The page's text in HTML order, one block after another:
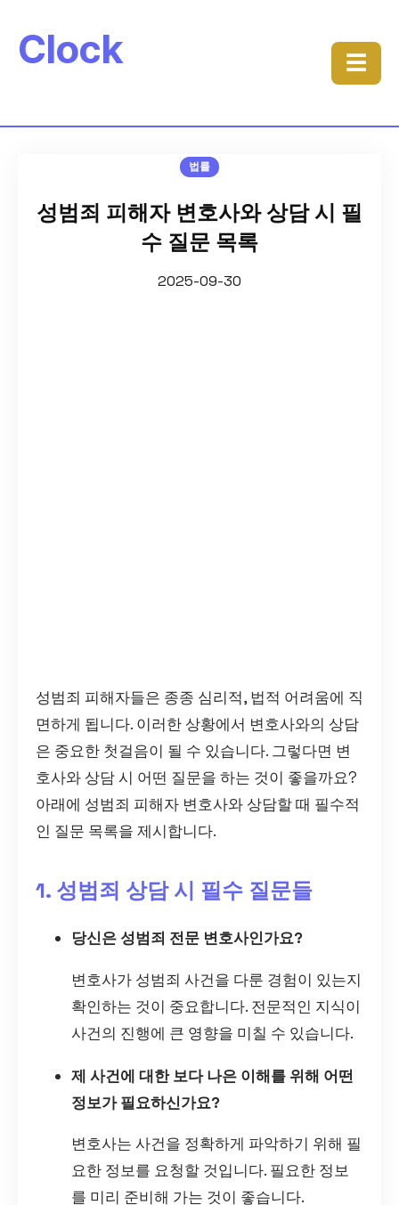
Clock ☰
법률
성범죄 피해자 변호사와 상담 시 필
수 질문 목록
2025-09-30
성범죄 피해자들은 종종 심리적, 법적 어려움에 직
면하게 됩니다. 이러한 상황에서 변호사와의 상담
은 중요한 첫걸음이 될 수 있습니다. 그렇다면 변
호사와 상담 시 어떤 질문을 하는 것이 좋을까요?
아래에 성범죄 피해자 변호사와 상담할 때 필수적
인 질문 목록을 제시합니다.
1. 성범죄 상담 시 필수 질문들
당신은 성범죄 전문 변호사인가요?
변호사가 성범죄 사건을 다룬 경험이 있는지
확인하는 것이 중요합니다. 전문적인 지식이
사건의 진행에 큰 영향을 미칠 수 있습니다.
제 사건에 대한 보다 나은 이해를 위해 어떤
정보가 필요하신가요?
변호사는 사건을 정확하게 파악하기 위해 필
요한 정보를 요청할 것입니다. 필요한 정보
를 미리 준비해 가는 것이 좋습니다.